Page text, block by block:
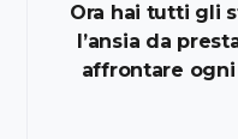
Ora hai tutti gli
l’ansia da
affrontare